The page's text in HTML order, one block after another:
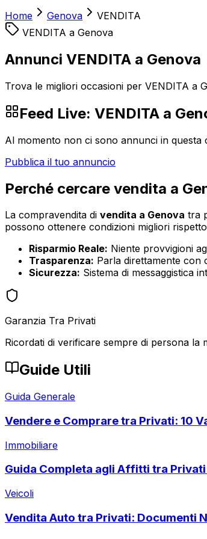
Home Genova
VENDITA
VENDITA a Genova
Annunci VENDITA a Genova
Trova le migliori occasioni per VENDITA a
Feed Live: VENDITA a
Al momento non ci sono annunci in questa
Pubblica il tuo annuncio
Perché cercare vendita a
La compravendita di vendita a Genova tra
possono ottenere condizioni migliori
Risparmio Reale: Niente provvigioni
Trasparenza: Parla direttamente con
Sicurezza: Sistema di messaggistica
Garanzia Tra Privati
Ricordati di verificare sempre di persona la
Guide Utili
Guida Generale
Vendere e Comprare tra Privati: 10
Immobiliare
Guida Completa agli Affitti tra
Veicoli
Vendita Auto tra Privati: Documenti